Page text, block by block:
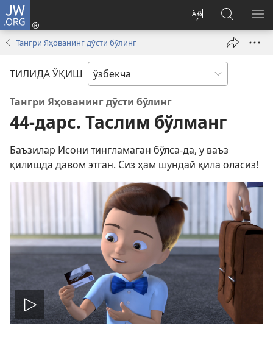
JW.ORG
Сайтнинг
тилини
ўзгартириш
Кириш
(янги
JW.ORG
бўйича
излаш
Тангри Яҳованинг дўсти бўлинг
ТИЛИДА ЎҚИШ
Тангри Яҳованинг дўсти бўлинг
44-дарс. Таслим бўлманг
Баъзилар Исони тингламаган бўлса-да, у ваъз
қилишда давом этган. Сиз ҳам шундай қила оласиз!
Видеони